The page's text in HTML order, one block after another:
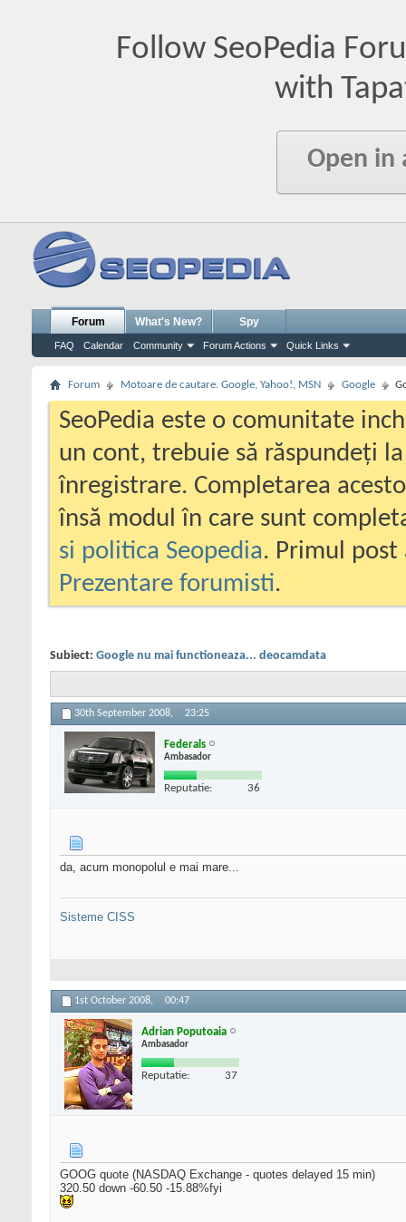
Follow SeoPedia
with
Open in
Forum
FAQ Calendar Community Forum Actions Quick Links
What's New? Spy
Forum Motoare de cautare. Google, Yahoo!, MSN Google
SeoPedia este o comunitate
un cont, trebuie să răspundeți
înregistrare. Completarea
însă modul în care sunt
si politica Seopedia. Primul
Prezentare forumisti.
Subiect: Google nu mai functioneaza... deocamdata
30th September 2008, 23:25
Federals
Ambasador
Reputatie: 36
da, acum monopolul e mai mare...
Sisteme CISS
1st October 2008, 00:47
Adrian Poputoaia
Ambasador
Reputatie: 37
GOOG quote (NASDAQ Exchange - quotes delayed 15 min)
320.50 down -60.50 -15.88%fyi